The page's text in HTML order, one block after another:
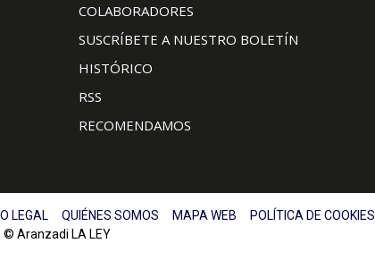
COLABORADORES
SUSCRÍBETE A NUESTRO BOLETÍN
HISTÓRICO
RSS
RECOMENDAMOS
LEGAL QUIÉNES SOMOS MAPA WEB POLÍTICA DE COOKIES
LA LEY